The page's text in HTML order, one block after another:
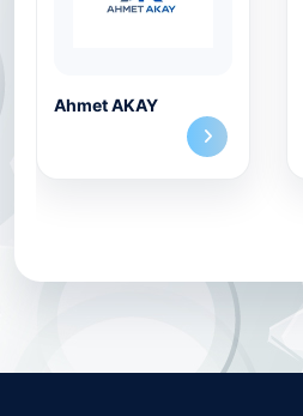
Ahmet AKAY